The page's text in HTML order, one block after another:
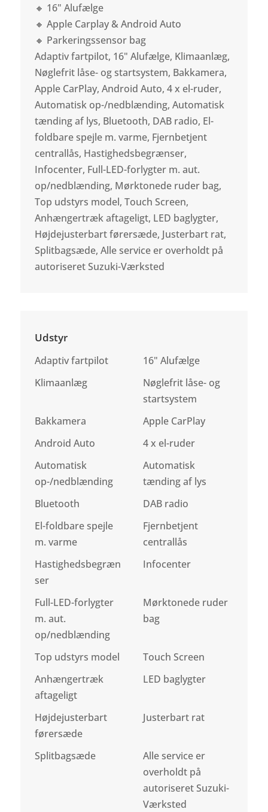
🔸 16" Alufælge
🔸 Apple Carplay & Android Auto
🔸 Parkeringssensor bag
Adaptiv fartpilot, 16" Alufælge, Klimaanlæg,
Nøglefrit låse- og startsystem, Bakkamera,
Apple CarPlay, Android Auto, 4 x el-ruder,
Automatisk op-/nedblænding, Automatisk
tænding af lys, Bluetooth, DAB radio, El-
foldbare spejle m. varme, Fjernbetjent
centrallås, Hastighedsbegrænser,
Infocenter, Full-LED-forlygter m. aut.
op/nedblænding, Mørktonede ruder bag,
Top udstyrs model, Touch Screen,
Anhængertræk aftageligt, LED baglygter,
Højdejusterbart førersæde, Justerbart rat,
Splitbagsæde, Alle service er overholdt på
autoriseret Suzuki-Værksted
Udstyr
Adaptiv fartpilot
16" Alufælge
Klimaanlæg
Nøglefrit låse- og
startsystem
Bakkamera
Apple CarPlay
Android Auto
4 x el-ruder
Automatisk
op-/nedblænding
Automatisk
tænding af lys
Bluetooth
DAB radio
El-foldbare spejle
m. varme
Fjernbetjent
centrallås
Hastighedsbegræn
ser
Infocenter
Full-LED-forlygter
m. aut.
op/nedblænding
Mørktonede ruder
bag
Top udstyrs model
Touch Screen
Anhængertræk
aftageligt
LED baglygter
Højdejusterbart
førersæde
Justerbart rat
Splitbagsæde
Alle service er
overholdt på
autoriseret Suzuki-
Værksted